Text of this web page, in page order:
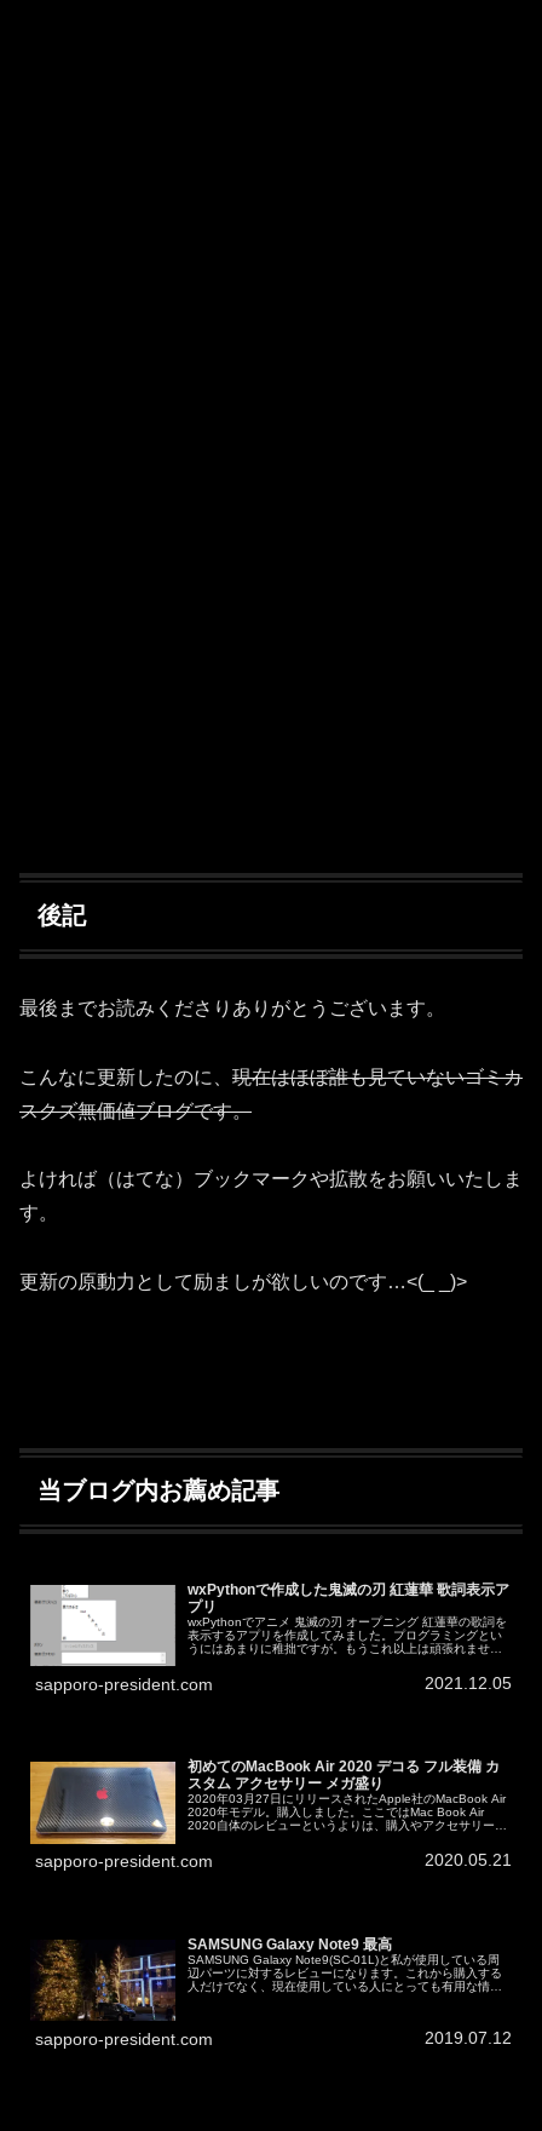
後記
最後までお読みくださりありがとうございます。
こんなに更新したのに、 現在はほぼ誰も見ていないゴミカ
スクズ無価値ブログです。
よければ（はてな）ブックマークや拡散をお願いいたしま
す。
更新の原動力として励ましが欲しいのです…<(_ _)>
当ブログ内お薦め記事
wxPythonで作成した鬼滅の刃 紅蓮華 歌詞表示ア
プリ
wxPythonでアニメ 鬼滅の刃 オープニング 紅蓮華の歌詞を
表示するアプリを作成してみました。プログラミングとい
うにはあまりに稚拙ですが。もうこれ以上は頑張れませ
sapporo-president.com 2021.12.05
初めてのMacBook Air 2020 デコる フル装備 カ
スタム アクセサリー メガ盛り
2020年03月27日にリリースされたApple社のMacBook Air
2020年モデル。購入しました。ここではMac Book Air
2020自体のレビューというよりは、購入やアクセサリーや
sapporo-president.com 2020.05.21
SAMSUNG Galaxy Note9 最高
SAMSUNG Galaxy Note9(SC-01L)と私が使用している周
辺パーツに対するレビューになります。これから購入する
人だけでなく、現在使用している人にとっても有用な情報
sapporo-president.com 2019.07.12